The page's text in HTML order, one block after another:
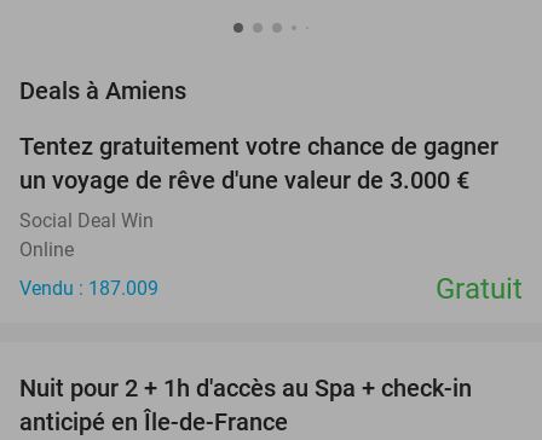
Deals à Amiens
Tentez gratuitement votre chance de gagner
un voyage de rêve d'une valeur de 3.000 €
Social Deal Win
Online
Vendu : 187.009
Gratuit
42%
Nuit pour 2 + 1h d'accès au Spa + check-in
anticipé en Île-de-France